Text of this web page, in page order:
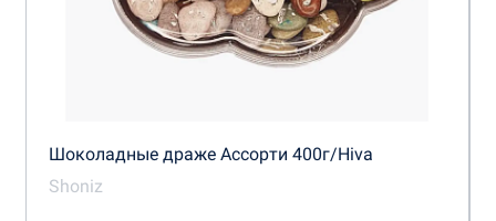
Шоколадные драже Ассорти 400г/Hiva
Shoniz